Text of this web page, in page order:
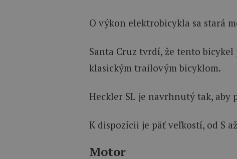
O výkon elektrobicykla sa stará
Santa Cruz tvrdí, že tento
klasickým trailovým bicyklom.
Heckler SL je navrhnutý tak, aby
K dispozícii je päť veľkostí, od S
Motor